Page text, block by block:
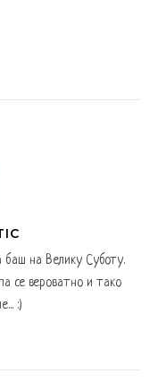
баш на Велику Суботу.
се вероватно и тако
:)